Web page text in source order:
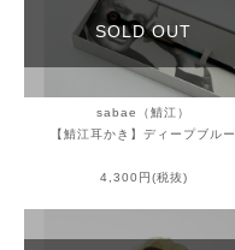
SOLD OUT
sabae（鯖江）
【鯖江耳かき】ディープブルー
4,300円(税抜)